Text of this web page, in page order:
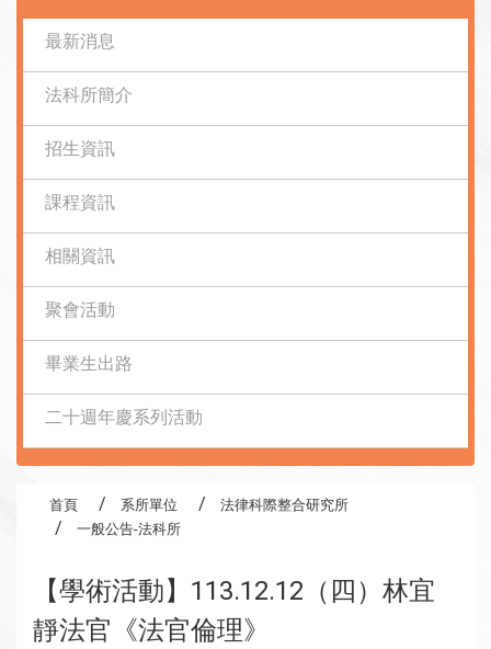
最新消息
法科所簡介
招生資訊
課程資訊
相關資訊
聚會活動
畢業生出路
二十週年慶系列活動
首頁 系所單位
法律科際整合研究所
一般公告-法科所
【學術活動】113.12.12（四）林宜
靜法官《法官倫理》